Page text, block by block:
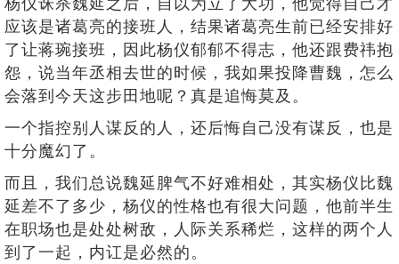
应该是诸葛亮的接班人，结果诸葛亮生前已经安排好
了让蒋琬接班，因此杨仪郁郁不得志，他还跟费祎抱
怨，说当年丞相去世的时候，我如果投降曹魏，怎么
会落到今天这步田地呢？真是追悔莫及。
一个指控别人谋反的人，还后悔自己没有谋反，也是
十分魔幻了。
而且，我们总说魏延脾气不好难相处，其实杨仪比魏
延差不了多少，杨仪的性格也有很大问题，他前半生
在职场也是处处树敌，人际关系稀烂，这样的两个人
到了一起，内讧是必然的。